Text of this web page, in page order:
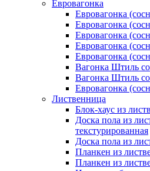
Евровагонка
Евровагонка
Евровагонка
Евровагонка
Евровагонка
Евровагонка
Вагонка Штиль
Вагонка Штиль
Евровагонка
Лиственница
Блок-хаус из
Доска пола из
текстурированная
Доска пола из
Планкен из
Планкен из